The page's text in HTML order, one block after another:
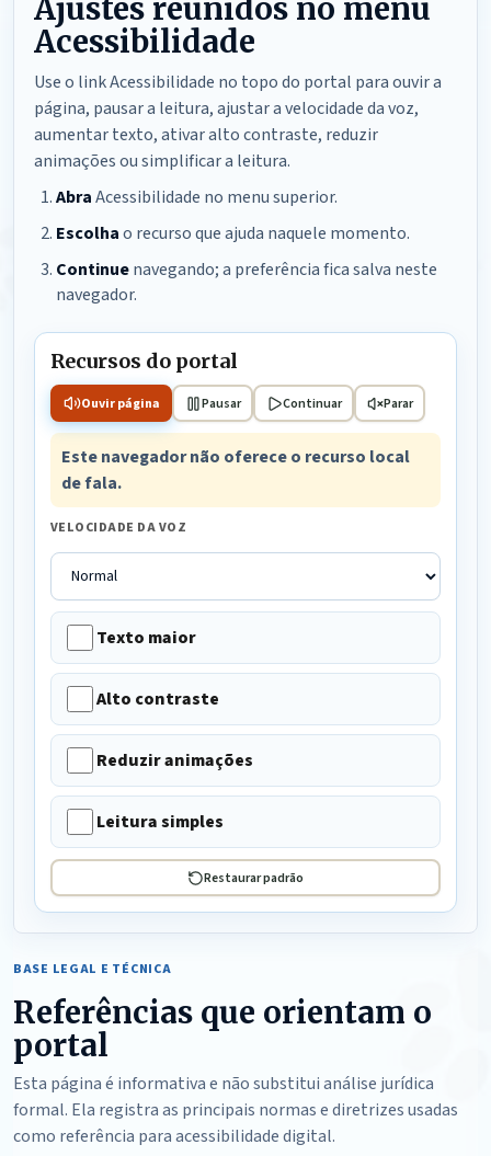
Ajustes reunidos no menu
Acessibilidade
Use o link Acessibilidade no topo do portal para ouvir a
página, pausar a leitura, ajustar a velocidade da voz,
aumentar texto, ativar alto contraste, reduzir
animações ou simplificar a leitura.
AbraAcessibilidade no menu superior.
Escolhao recurso que ajuda naquele momento.
Continuenavegando; a preferência fica salva neste
navegador.
Recursos do portal
Ouvir página Pausar Continuar Parar
Este navegador não oferece o recurso local
de fala.
VELOCIDADE DA VOZ
Texto maior
Alto contraste
Reduzir animações
Leitura simples
Restaurar padrão
BASE LEGAL E TÉCNICA
Referências que orientam o
portal
Esta página é informativa e não substitui análise jurídica
formal. Ela registra as principais normas e diretrizes usadas
como referência para acessibilidade digital.